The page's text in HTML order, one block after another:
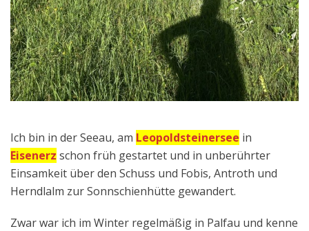
Ich bin in der Seeau, am Leopoldsteinersee in
Eisenerz schon früh gestartet und in unberührter
Einsamkeit über den Schuss und Fobis, Antroth und
Herndlalm zur Sonnschienhütte gewandert.
Zwar war ich im Winter regelmäßig in Palfau und kenne